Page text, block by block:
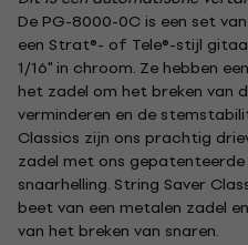
De PG-8000-0C is een set
een Strat®- of Tele®-stijl
1/16" in chroom. Ze hebben
het zadel om het breken van
verminderen en de
Classics zijn ons prachtig
zadel met ons
snaarhelling. String Saver
beet van een metalen zadel
van het breken van snaren.